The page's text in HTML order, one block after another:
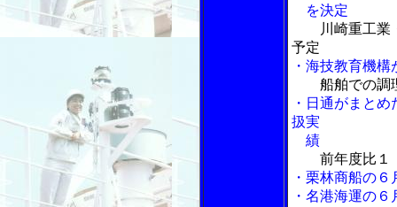
を決定
川崎重工業
予定
・海技教育機
船舶での調
・日通がまと
扱実
績
前年度比１
・栗林商船の
・名港海運の